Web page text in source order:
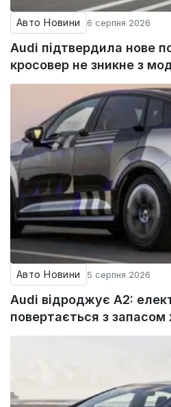
Авто Новини 6 серпня 2026
Audi підтвердила нове
кросовер не зникне з
Авто Новини 5 серпня 2026
Audi відроджує A2:
повертається з